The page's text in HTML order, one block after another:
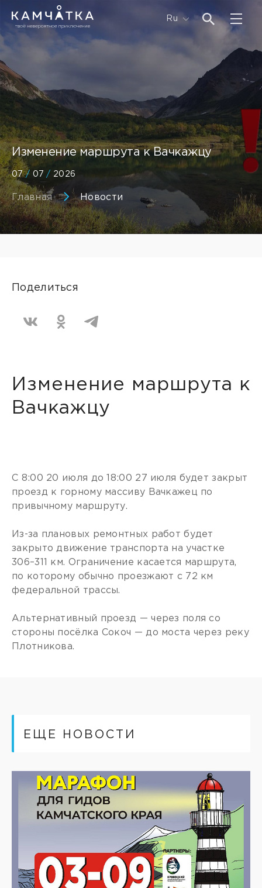
Ru
Изменение маршрута к Вачкажцу
07/ 07 / 2026
Главная Новости
Поделиться
Изменение маршрута к
Вачкажцу
С 8:00 20 июля до 18:00 27 июля будет закрыт
проезд к горному массиву Вачкажец по
привычному маршруту.
Из-за плановых ремонтных работ будет
закрыто движение транспорта на участке
306–311 км. Ограничение касается маршрута,
по которому обычно проезжают с 72 км
федеральной трассы.
Альтернативный проезд — через поля со
стороны посёлка Сокоч — до моста через реку
Плотникова.
ЕЩЕ НОВОСТИ